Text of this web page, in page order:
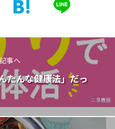
事へ
たんな健康法」だっ